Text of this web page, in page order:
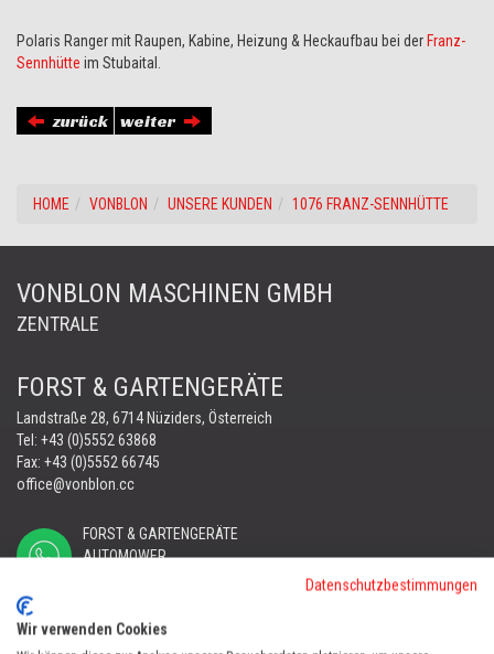
Polaris Ranger mit Raupen, Kabine, Heizung & Heckaufbau bei derFranz-
Sennhütte im Stubaital.
zurück weiter
HOME VONBLON UNSERE KUNDEN 1076 FRANZ-SENNHÜTTE
VONBLON MASCHINEN GMBH
ZENTRALE
FORST & GARTENGERÄTE
Landstraße 28, 6714 Nüziders, Österreich
Tel: +43 (0)5552 63868
Fax: +43 (0)5552 66745
office@vonblon.cc
FORST & GARTENGERÄTE
AUTOMOWER
AUTOMOWER
Datenschutzbestimmungen
Wir verwenden Cookies